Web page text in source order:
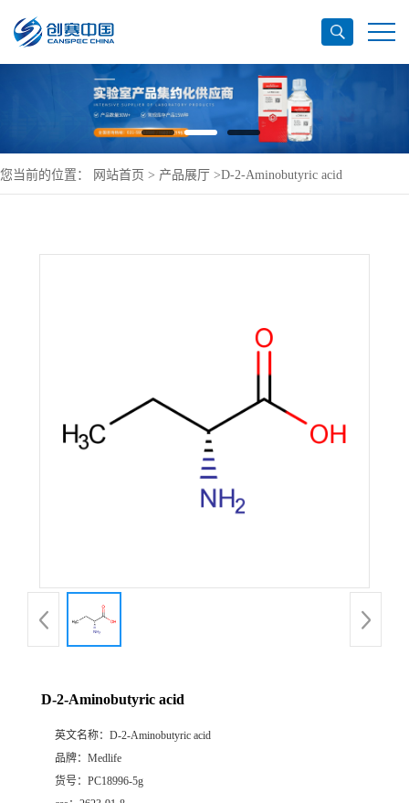
您当前的位置： 网站首页 > 产品展厅 >D-2-Aminobutyric acid
D-2-Aminobutyric acid
英文名称： D-2-Aminobutyric acid
品牌： Medlife
货号： PC18996-5g